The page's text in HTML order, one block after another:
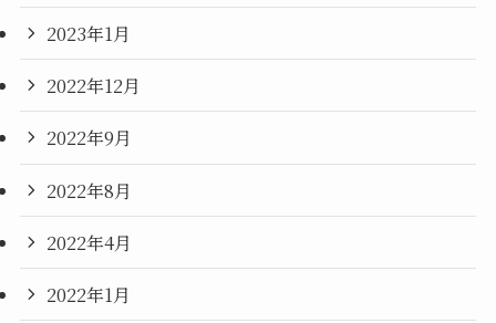
2023年1月
2022年12月
2022年9月
2022年8月
2022年4月
2022年1月